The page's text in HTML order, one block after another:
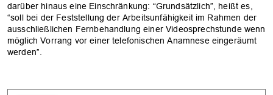
darüber hinaus eine Einschränkung: “Grundsätzlich”, heißt es,
“soll bei der Feststellung der Arbeitsunfähigkeit im Rahmen der
ausschließlichen Fernbehandlung einer Videosprechstunde wenn
möglich Vorrang vor einer telefonischen Anamnese eingeräumt
werden”.